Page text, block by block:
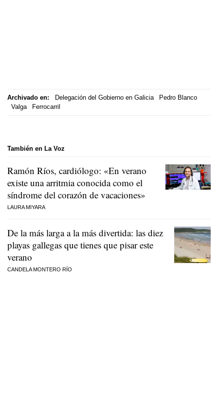
Archivado en: Delegación del Gobierno en Galicia
Pedro Blanco
Valga
Ferrocarril
También en La Voz
Ramón Ríos, cardiólogo: «En verano
existe una arritmia conocida como el
síndrome del corazón de vacaciones»
LAURA MIYARA
De la más larga a la más divertida: las diez
playas gallegas que tienes que pisar este
verano
CANDELA MONTERO RÍO